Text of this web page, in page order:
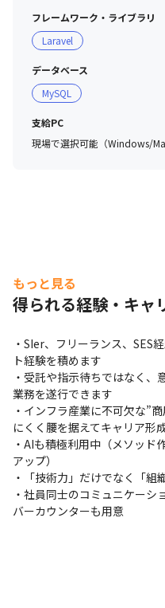
フレームワーク・ライブラリ
Laravel
データベース
MySQL
支給PC
現場で選択可能（Windows/
もっと見る
得られる経験・キャ
・SIer、フリーランス、SES
ト経験を積めます
・受託や指示待ちではなく、
業務を遂行できます
・インフラ産業に不可欠な”
にくく腰を据えてキャリア形
・AIも積極利用中（メソッド
アップ）
・「技術力」だけでなく「組
・社員同士のコミュニケーシ
バーカウンターも用意